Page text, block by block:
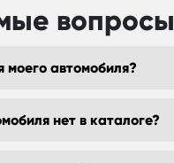
вопросы
моего автомобиля?
нет в каталоге?